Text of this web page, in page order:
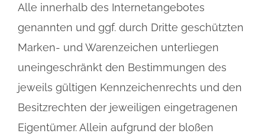
Alle innerhalb des Internetangebotes
genannten und ggf. durch Dritte geschützten
Marken- und Warenzeichen unterliegen
uneingeschränkt den Bestimmungen des
jeweils gültigen Kennzeichenrechts und den
Besitzrechten der jeweiligen eingetragenen
Eigentümer. Allein aufgrund der bloßen